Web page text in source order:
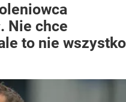
Nie chce
to nie wszystko